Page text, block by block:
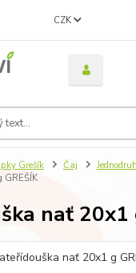
CZK
Grešík Čaj
GREŠÍK
nať 20x1